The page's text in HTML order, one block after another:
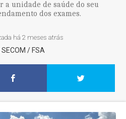
a unidade de saúde do seu
dos exames.
há 2 meses atrás
SECOM / FSA